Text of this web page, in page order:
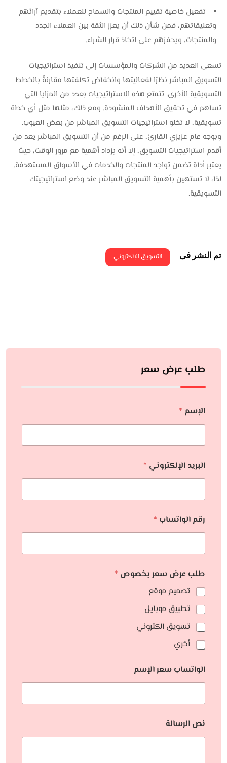
تفعيل خاصية تقييم المنتجات والسماح للعملاء بتقديم آرائهم
وتعليقاتهم، فمن شأن ذلك أن يعزز الثقة بين العملاء الجدد
والمنتجات، ويحفزهم على اتخاذ قرار الشراء.
تسعى العديد من الشركات والمؤسسات إلى تنفيذ استراتيجيات
التسويق المباشر نظرًا لفعاليتها وانخفاض تكلفتها مقارنةً بالخطط
التسويقية الأخرى. تتمتع هذه الاستراتيجيات بعدد من المزايا التي
تساهم في تحقيق الأهداف المنشودة. ومع ذلك، مثلها مثل أي خطة
تسويقية، لا تخلو استراتيجيات التسويق المباشر من بعض العيوب.
وبوجه عام عزيزي القارئ، على الرغم من أن التسويق المباشر يعد من
أقدم استراتيجيات التسويق، إلا أنه يزداد أهمية مع مرور الوقت، حيث
يعتبر أداة تضمن تواجد المنتجات والخدمات في الأسواق المستهدفة.
لذا، لا تستهين بأهمية التسويق المباشر عند وضع استراتيجيتك
التسويقية.
تم النشر فى التسويق الإلكتروني
طلب عرض سعر
الإسم *
البريد الإلكتروني *
رقم الواتساب *
طلب عرض سعر بخصوص *
تصميم موقع
تطبيق موبايل
تسويق الكتروني
أخري
الواتساب سعر الإسم
نص الرسالة